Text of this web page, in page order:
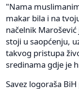
"Nama
makar bila i na
načelnik
stoji u saopćenju,
takvog pristupa
sredinama gdje je
Savez logoraša